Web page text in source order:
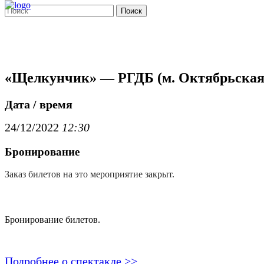
Поиск
«Щелкунчик» — РГДБ (м.
Дата / время
24/12/2022 12:30
Бронирование
Заказ билетов на это мероприятие закрыт.
Бронирование билетов.
Подробнее о спектакле >>